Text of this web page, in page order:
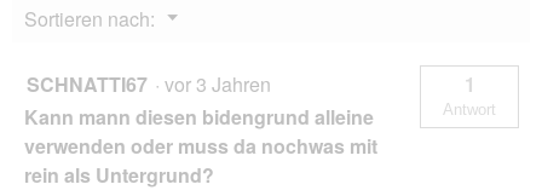
Sortieren nach:
▼
Menü
SCHNATTI67 · vor 3 Jahren
Kann mann diesen bidengrund alleine
verwenden oder muss da nochwas mit
rein als Untergrund?
1
Antwort